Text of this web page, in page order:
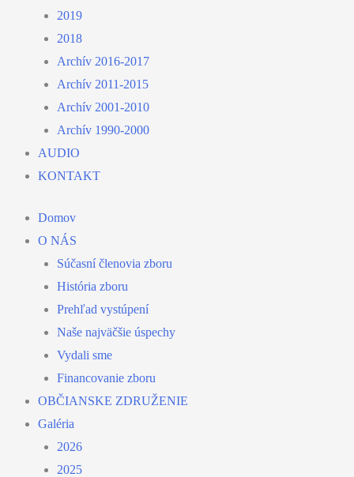
2019
2018
Archív 2016-2017
Archív 2011-2015
Archív 2001-2010
Archív 1990-2000
AUDIO
KONTAKT
Domov
O NÁS
Súčasní členovia zboru
História zboru
Prehľad vystúpení
Naše najväčšie úspechy
Vydali sme
Financovanie zboru
OBČIANSKE ZDRUŽENIE
Galéria
2026
2025